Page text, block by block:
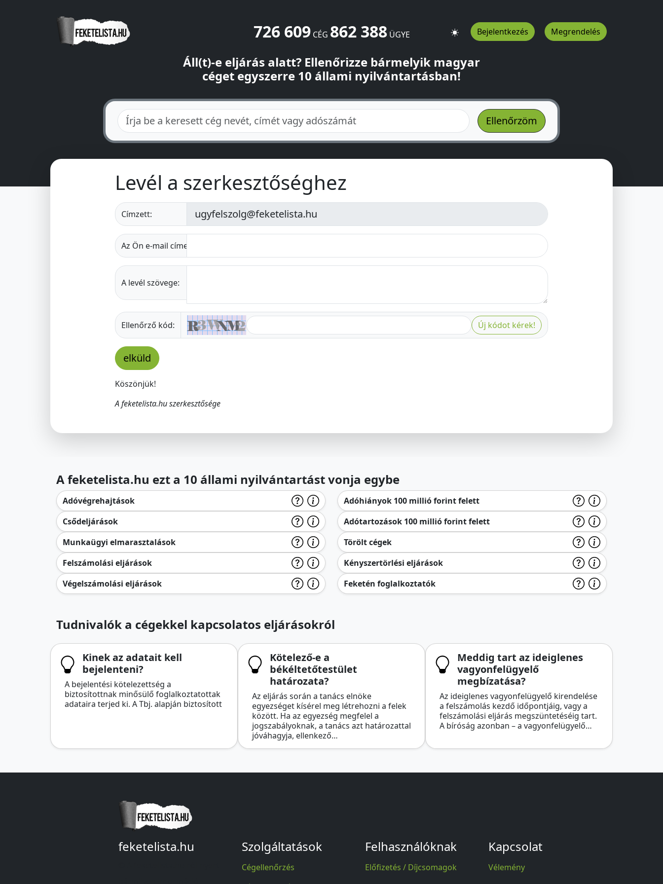
726 609CÉG 862 388ÜGYE Bejelentkezés Megrendelés
Áll(t)-e eljárás alatt? Ellenőrizze bármelyik magyar
céget egyszerre 10 állami nyilvántartásban!
Levél a szerkesztőséghez
Címzett:
Az Ön e-mail címe:
A levél szövege:
Ellenőrző kód: Új kódot kérek!
Köszönjük!
A feketelista.hu szerkesztősége
A feketelista.hu ezt a 10 állami nyilvántartást vonja egybe
Adóvégrehajtások
Csődeljárások
Munkaügyi elmarasztalások
Felszámolási eljárások
Végelszámolási eljárások
Adóhiányok 100 millió forint felett
Adótartozások 100 millió forint felett
Törölt cégek
Kényszertörlési eljárások
Feketén foglalkoztatók
Tudnivalók a cégekkel kapcsolatos eljárásokról
Kinek az adatait kell
bejelenteni?
A bejelentési kötelezettség a
biztosítottnak minősülő foglalkoztatottak
adataira terjed ki. A Tbj. alapján biztosított
Kötelező-e a
békéltetőtestület
határozata?
Az eljárás során a tanács elnöke
egyezséget kísérel meg létrehozni a felek
között. Ha az egyezség megfelel a
jogszabályoknak, a tanács azt határozattal
jóváhagyja, ellenkező…
Meddig tart az ideiglenes
vagyonfelügyelő
megbízatása?
Az ideiglenes vagyonfelügyelő kirendelése
a felszámolás kezdő időpontjáig, vagy a
felszámolási eljárás megszüntetéséig tart.
A bíróság azonban – a vagyonfelügyelő…
feketelista.hu Szolgáltatások
Cégellenőrzés
Felhasználóknak
Előfizetés / Díjcsomagok
Kapcsolat
Vélemény